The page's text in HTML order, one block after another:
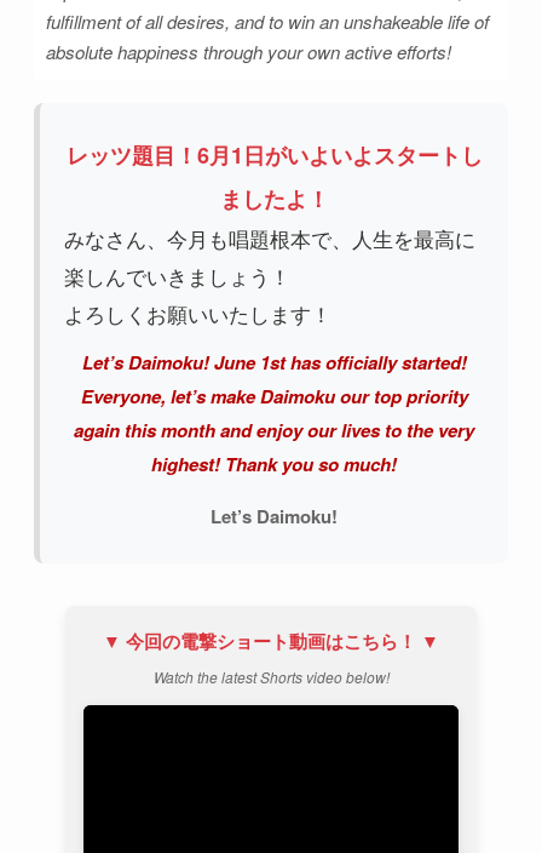
fulfillment of all desires, and to win an unshakeable life of
absolute happiness through your own active efforts!
レッツ題目！6月1日がいよいよスタートし
ましたよ！
みなさん、今月も唱題根本で、人生を最高に
楽しんでいきましょう！
よろしくお願いいたします！
Let’s Daimoku! June 1st has officially started!
Everyone, let’s make Daimoku our top priority
again this month and enjoy our lives to the very
highest! Thank you so much!
Let’s Daimoku!
▼ 今回の電撃ショート動画はこちら！ ▼
Watch the latest Shorts video below!